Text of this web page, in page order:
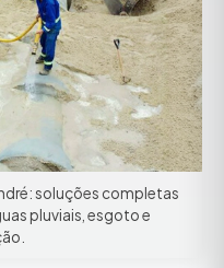
soluções completas
pluviais, esgoto e